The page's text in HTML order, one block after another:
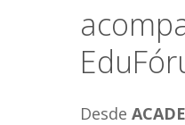
Desde ACADE